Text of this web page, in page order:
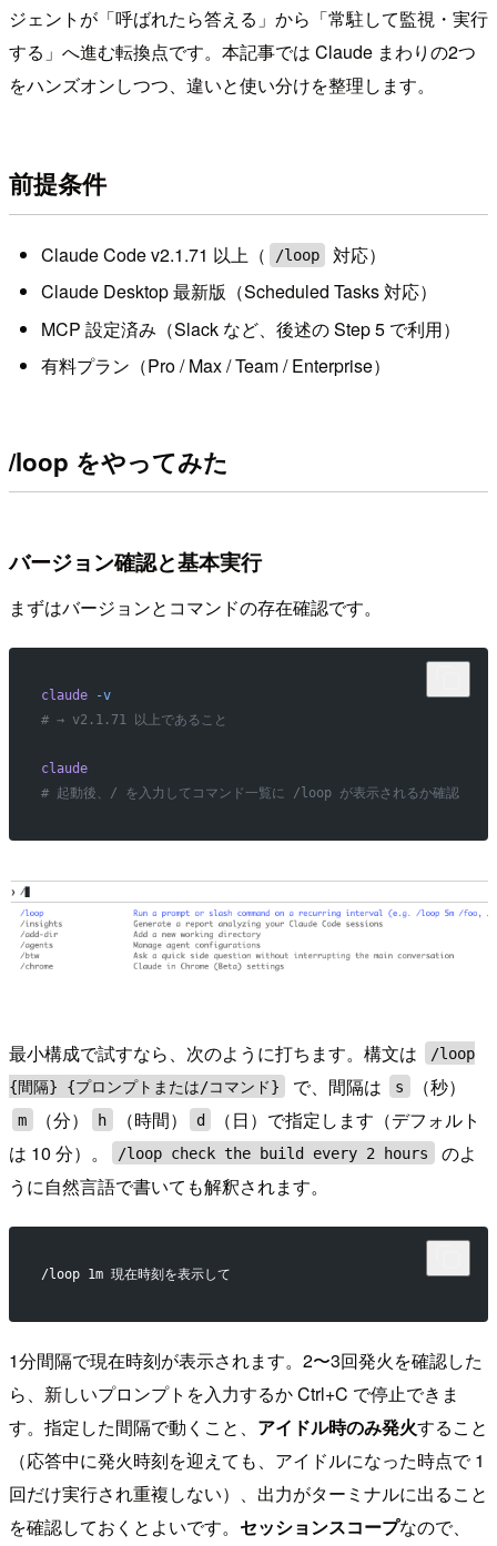
ジェントが「呼ばれたら答える」から「常駐して監視・実行
する」へ進む転換点です。本記事では Claude まわりの2つ
をハンズオンしつつ、違いと使い分けを整理します。
前提条件
Claude Code v2.1.71 以上（ /loop
対応）
Claude Desktop 最新版（Scheduled Tasks 対応）
MCP 設定済み（Slack など、後述の Step 5 で利用）
有料プラン（Pro / Max / Team / Enterprise）
/loop をやってみた
バージョン確認と基本実行
まずはバージョンとコマンドの存在確認です。
claude -v
# → v2.1.71 以上であること
claude
# 起動後、/ を入力してコマンド一覧に /loop が表示されるか確認
最小構成で試すなら、次のように打ちます。構文は
/loop
{間隔} {プロンプトまたは/コマンド}
で、間隔は s （秒）
m （分） h （時間） d
（日）で指定します（デフォルト
は 10 分）。
/loop check the build every 2 hours
のよ
うに自然言語で書いても解釈されます。
/loop 1m 現在時刻を表示して
1分間隔で現在時刻が表示されます。2〜3回発火を確認した
ら、新しいプロンプトを入力するか Ctrl+C で停止できま
す。指定した間隔で動くこと、 アイドル時のみ発火すること
（応答中に発火時刻を迎えても、アイドルになった時点で 1
回だけ実行され重複しない）、出力がターミナルに出ること
を確認しておくとよいです。 セッションスコープなので、